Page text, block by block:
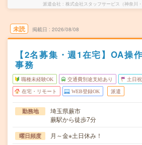
派遣会社 株式会社スタッフサービス（神奈川
未読 掲載日 2026/08/08
【2名募集・週1在宅】OA操
事務
職種未経験OK 交通費別途支給あり 土日
在宅・リモート WEB登録OK 派遣
勤務地
埼玉県蕨市
蕨駅から徒歩7分
曜日頻度 月～金※土日休み！